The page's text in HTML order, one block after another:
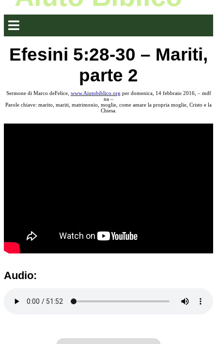
Efesini 5:28-30 – Mariti,
parte 2
Sermone di Marco deFelice, www.Aiutobiblico.org per domenica, 14 febbraio 2016, – mdf
na –
Parole chiave: marito, mariti, matrimonio, moglie, come amare la propria moglie, Cristo e la
Chiesa.
Audio: